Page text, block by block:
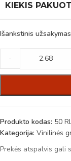
KIEKIS
Išankstinis
-
Produkto kodas: 50
Kategorija: Vinilinės
Prekės atspalvis gali